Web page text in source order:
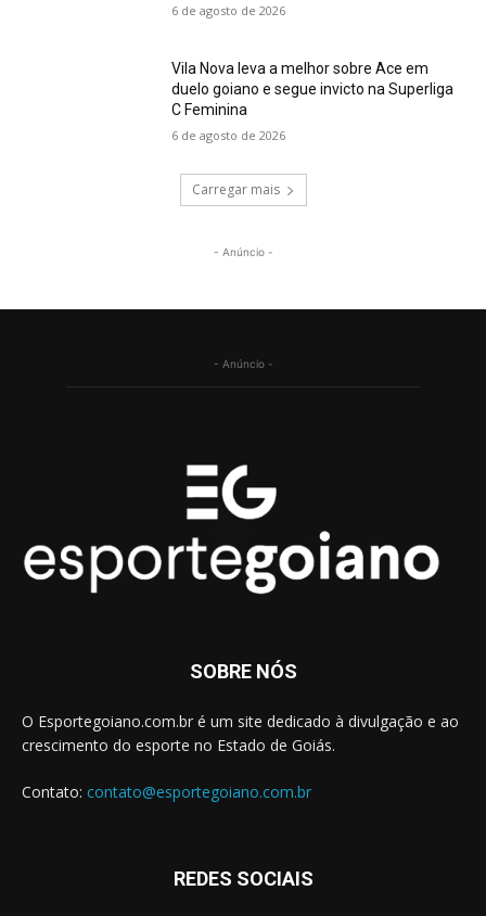
6 de agosto de 2026
Vila Nova leva a melhor sobre Ace em
duelo goiano e segue invicto na Superliga
C Feminina
6 de agosto de 2026
Carregar mais
- Anúncio -
- Anúncio -
SOBRE NÓS
O Esportegoiano.com.br é um site dedicado à divulgação e ao
crescimento do esporte no Estado de Goiás.
Contato: contato@esportegoiano.com.br
REDES SOCIAIS